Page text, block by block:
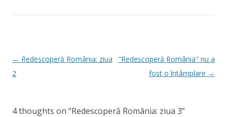
Post
navigation
← Redescoperă România: ziua
2
"Redescoperă România" nu a
fost o întâmplare →
4 thoughts on “Redescoperă România: ziua 3”